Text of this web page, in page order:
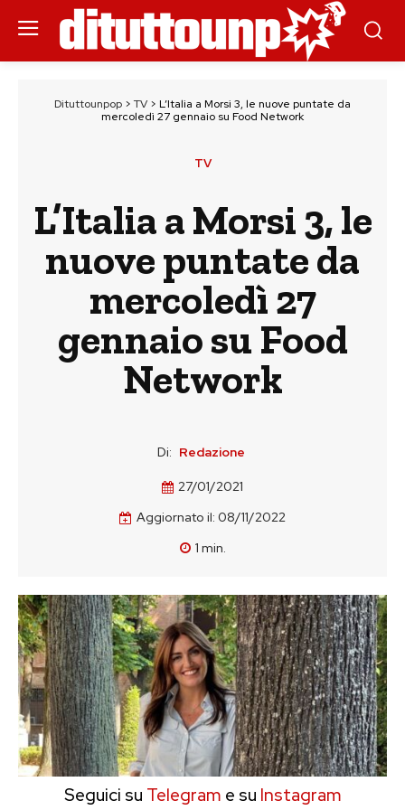
Dituttounpop > TV > L’Italia a Morsi 3, le nuove puntate da
mercoledì 27 gennaio su Food Network
TV
L’Italia a Morsi 3, le
nuove puntate da
mercoledì 27
gennaio su Food
Network
Di: Redazione
27/01/2021
Aggiornato il: 08/11/2022
1 min.
Seguici su Telegram e su Instagram